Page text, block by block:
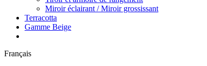
Miroir éclairant / Miroir grossissant
Terracotta
Gamme Beige
Français